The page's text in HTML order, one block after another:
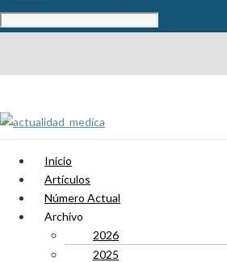
Inicio
Artículos
Número Actual
Archivo
2026
2025